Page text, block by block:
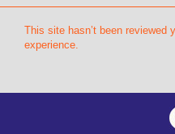
This site hasn’t been reviewed
experience.